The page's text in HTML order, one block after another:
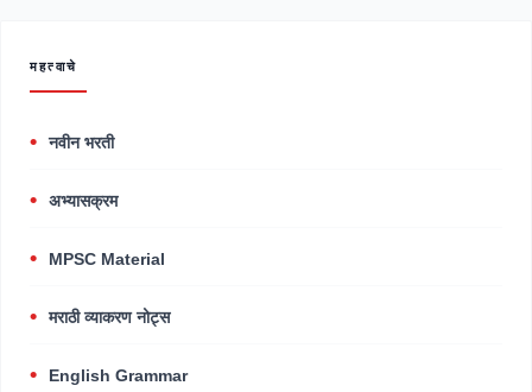
महत्वाचे
नवीन भरती
अभ्यासक्रम
MPSC Material
मराठी व्याकरण नोट्स
English Grammar